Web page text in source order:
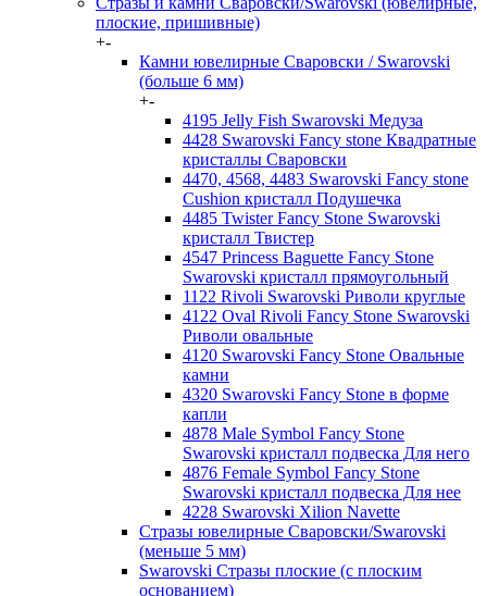
плоские, пришивные)
+-
Камни ювелирные Сваровски / Swarovski
(больше 6 мм)
+-
4195 Jelly Fish Swarovski Медуза
4428 Swarovski Fancy stone Квадратные
кристаллы Сваровски
4470, 4568, 4483 Swarovski Fancy stone
Cushion кристалл Подушечка
4485 Twister Fancy Stone Swarovski
кристалл Твистер
4547 Princess Baguette Fancy Stone
Swarovski кристалл прямоугольный
1122 Rivoli Swarovski Риволи круглые
4122 Oval Rivoli Fancy Stone Swarovski
Риволи овальные
4120 Swarovski Fancy Stone Овальные
камни
4320 Swarovski Fancy Stone в форме
капли
4878 Male Symbol Fancy Stone
Swarovski кристалл подвеска Для него
4876 Female Symbol Fancy Stone
Swarovski кристалл подвеска Для нее
4228 Swarovski Xilion Navette
Стразы ювелирные Сваровски/Swarovski
(меньше 5 мм)
Swarovski Стразы плоские (с плоским
основанием)